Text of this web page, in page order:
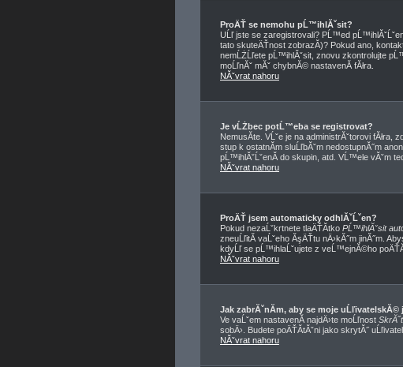
ProÄŤ se nemohu pĹ™ihlĂˇsit?
UĹľ jste se zaregistrovali? PĹ™ed
tato skuteÄŤnost zobrazĂ­)? Pokud ano,
nemĹŻĹľete pĹ™ihlĂˇsit, znovu zkontrolujte
moĹľnĂˇ mĂˇ chybnĂ© nastavenĂ­ fĂłra.
NĂˇvrat nahoru
Je vĹŻbec potĹ™eba se registrovat?
NemusĂ­te. VĹˇe je na administrĂˇtorovi
stup k ostatnĂ­m sluĹľbĂˇm nedostupnĂ˝m
pĹ™ihlĂˇĹˇenĂ­ do skupin, atd. VĹ™ele vĂˇm
NĂˇvrat nahoru
ProÄŤ jsem automaticky odhlĂˇĹˇen?
Pokud nezaĹˇkrtnete tlaÄŤĂ­tko PĹ™ihlĂˇsit
zneuĹľitĂ­ vaĹˇeho ĂşÄŤtu nÄ›kĂ˝m jinĂ˝m.
kdyĹľ se pĹ™ihlaĹˇujete z veĹ™ejnĂ©ho
NĂˇvrat nahoru
Jak zabrĂˇnĂ­m, aby se moje
Ve vaĹˇem nastavenĂ­ najdÄ›te moĹľnost
sobÄ›. Budete poÄŤĂ­tĂˇni jako skrytĂ˝ uĹľivatel.
NĂˇvrat nahoru